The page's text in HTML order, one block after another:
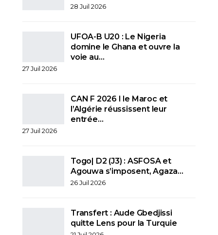
28 Juil 2026
UFOA-B U20 : Le Nigeria
domine le Ghana et ouvre la
voie au…
27 Juil 2026
CAN F 2026 I le Maroc et
l’Algérie réussissent leur
entrée…
27 Juil 2026
Togo| D2 (J3) : ASFOSA et
Agouwa s’imposent, Agaza…
26 Juil 2026
Transfert : Aude Gbedjissi
quitte Lens pour la Turquie